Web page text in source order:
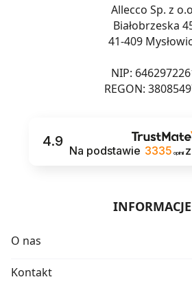
Allecco Sp. z
Białobrzeska
41-409
NIP:
REGON:
4.9
Na podstawie 3335 opinii
INFORMACJE
O nas
Kontakt